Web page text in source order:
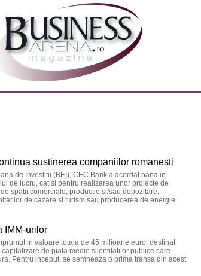
sustinerea companiilor romanesti
de Investitii (BEI), CEC Bank a acordat pana in
de lucru, cat si pentru realizarea unor proiecte de
spatii comerciale, productie si/sau depozitare,
de cazare si turism sau producerea de energie
IMM-urilor
in valoare totala de 45 milioane euro, destinat
de piata medie si entitatilor publice care
Pentru inceput, se semneaza o prima transa din acest